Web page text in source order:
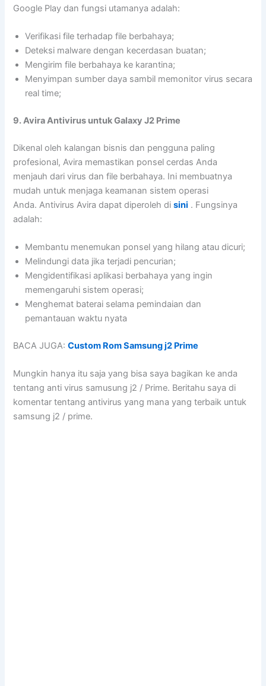
Google Play dan fungsi utamanya adalah:
Verifikasi file terhadap file berbahaya;
Deteksi malware dengan kecerdasan buatan;
Mengirim file berbahaya ke karantina;
Menyimpan sumber daya sambil memonitor virus secara
real time;
9. Avira Antivirus untuk Galaxy J2 Prime
Dikenal oleh kalangan bisnis dan pengguna paling
profesional, Avira memastikan ponsel cerdas Anda
menjauh dari virus dan file berbahaya. Ini membuatnya
mudah untuk menjaga keamanan sistem operasi
Anda. Antivirus Avira dapat diperoleh disini . Fungsinya
adalah:
Membantu menemukan ponsel yang hilang atau dicuri;
Melindungi data jika terjadi pencurian;
Mengidentifikasi aplikasi berbahaya yang ingin
memengaruhi sistem operasi;
Menghemat baterai selama pemindaian dan
pemantauan waktu nyata
BACA JUGA:Custom Rom Samsung j2 Prime
Mungkin hanya itu saja yang bisa saya bagikan ke anda
tentang anti virus samusung j2 / Prime. Beritahu saya di
komentar tentang antivirus yang mana yang terbaik untuk
samsung j2 / prime.